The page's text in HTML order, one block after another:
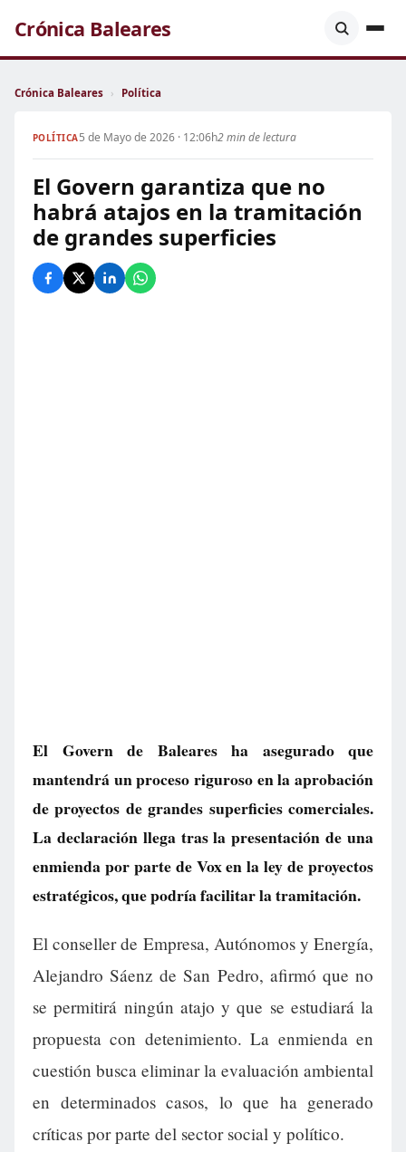
Crónica Baleares
Crónica Baleares › Política
POLÍTICA5 de Mayo de 2026 · 12:06h2 min de lectura
El Govern garantiza que no
habrá atajos en la tramitación
de grandes superficies
El Govern de Baleares ha asegurado que
mantendrá un proceso riguroso en la aprobación
de proyectos de grandes superficies comerciales.
La declaración llega tras la presentación de una
enmienda por parte de Vox en la ley de proyectos
estratégicos, que podría facilitar la tramitación.
El conseller de Empresa, Autónomos y Energía,
Alejandro Sáenz de San Pedro, afirmó que no
se permitirá ningún atajo y que se estudiará la
propuesta con detenimiento. La enmienda en
cuestión busca eliminar la evaluación ambiental
en determinados casos, lo que ha generado
críticas por parte del sector social y político.